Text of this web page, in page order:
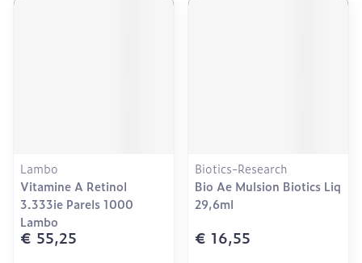
Lambo
Vitamine A Retinol
3.333ie Parels 1000
Lambo
€ 55,25
Biotics-Research
Bio Ae Mulsion Biotics Liq
29,6ml
€ 16,55